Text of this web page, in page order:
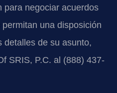
para negociar acuerdos
una disposición
detalles de su asunto,
SRIS, P.C. al (888) 437-